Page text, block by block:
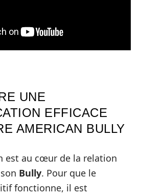
UNE
EFFICACE
AMERICAN BULLY
est au cœur de la relation
Bully. Pour que le
fonctionne, il est